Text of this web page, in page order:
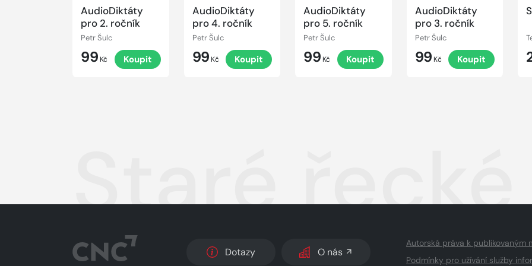
AudioDiktáty
pro 2. ročník
Petr Šulc
99 Kč Koupit
AudioDiktáty
pro 4. ročník
Petr Šulc
99 Kč Koupit
AudioDiktáty
pro 5. ročník
Petr Šulc
99 Kč Koupit
AudioDiktáty
pro 3. ročník
Petr Šulc
99 Kč Koupit
Staré
Dotazy O nás
Autorská práva k publikovaným
Podmínky pro užívání služby